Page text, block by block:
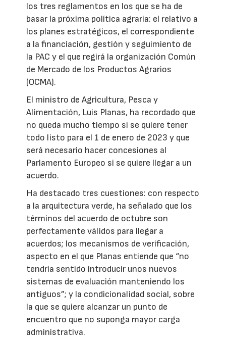
los tres reglamentos en los que se ha de
basar la próxima política agraria: el relativo a
los planes estratégicos, el correspondiente
a la financiación, gestión y seguimiento de
la PAC y el que regirá la organización Común
de Mercado de los Productos Agrarios
(OCMA).
El ministro de Agricultura, Pesca y
Alimentación, Luis Planas, ha recordado que
no queda mucho tiempo si se quiere tener
todo listo para el 1 de enero de 2023 y que
será necesario hacer concesiones al
Parlamento Europeo si se quiere llegar a un
acuerdo.
Ha destacado tres cuestiones: con respecto
a la arquitectura verde, ha señalado que los
términos del acuerdo de octubre son
perfectamente válidos para llegar a
acuerdos; los mecanismos de verificación,
aspecto en el que Planas entiende que “no
tendría sentido introducir unos nuevos
sistemas de evaluación manteniendo los
antiguos”; y la condicionalidad social, sobre
la que se quiere alcanzar un punto de
encuentro que no suponga mayor carga
administrativa.